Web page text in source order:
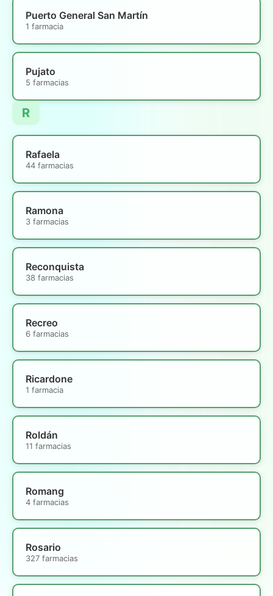
Puerto General San Martín
1 farmacia
Pujato
5 farmacias
R
Rafaela
44 farmacias
Ramona
3 farmacias
Reconquista
38 farmacias
Recreo
6 farmacias
Ricardone
1 farmacia
Roldán
11 farmacias
Romang
4 farmacias
Rosario
327 farmacias